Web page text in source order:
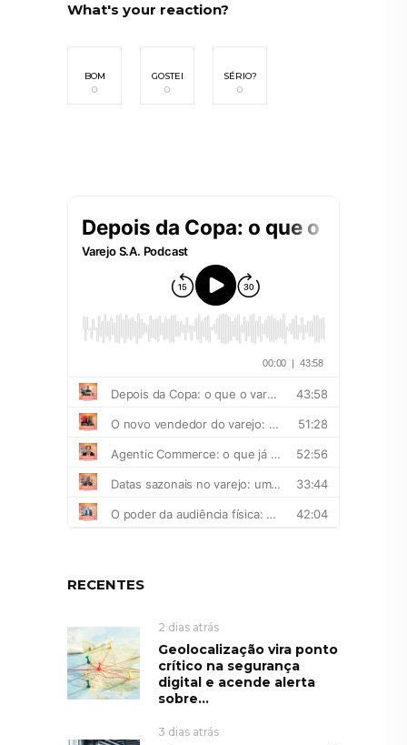
What's your reaction?
BOM
0
GOSTEI
0
SÉRIO?
0
RECENTES
2 dias atrás
Geolocalização vira ponto
crítico na segurança
digital e acende alerta
sobre...
3 dias atrás